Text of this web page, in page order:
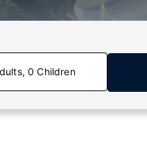
0 Children